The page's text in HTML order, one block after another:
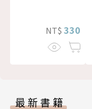
NT$ 330
最新書籍